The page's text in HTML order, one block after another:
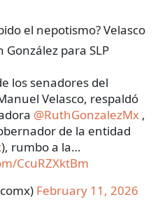
el nepotismo? Velasco
González para SLP
los senadores del
Velasco, respaldó
@RuthGonzalezMx ,
de la entidad
), rumbo a la…
CcuRZXktBm
February 11, 2026